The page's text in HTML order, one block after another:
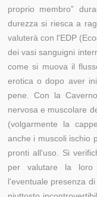
proprio membro”
durezza si riesca a
valuterà con l'EDP
dei vasi sanguigni
come si muova il
erotica o dopo aver
pene. Con la
nervosa e muscolare
(volgarmente la
anche i muscoli ischio
pronti all'uso. Si
per valutare la loro
l'eventuale presenza